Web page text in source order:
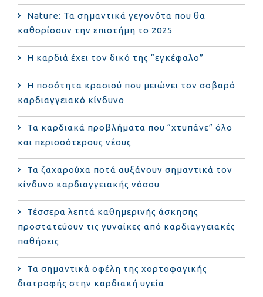
Nature: Τα σημαντικά γεγονότα που θα
καθορίσουν την επιστήμη το 2025
Η καρδιά έχει τον δικό της “εγκέφαλο”
Η ποσότητα κρασιού που μειώνει τον σοβαρό
καρδιαγγειακό κίνδυνο
Τα καρδιακά προβλήματα που “χτυπάνε” όλο
και περισσότερους νέους
Τα ζαχαρούχα ποτά αυξάνουν σημαντικά τον
κίνδυνο καρδιαγγειακής νόσου
Τέσσερα λεπτά καθημερινής άσκησης
προστατεύουν τις γυναίκες από καρδιαγγειακές
παθήσεις
Τα σημαντικά οφέλη της χορτοφαγικής
διατροφής στην καρδιακή υγεία